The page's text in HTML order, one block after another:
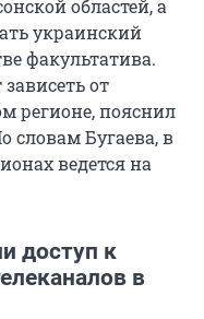
областей, а
украинский
факультатива.
от
регионе, пояснил
словам Бугаева, в
ведется на
доступ к
в